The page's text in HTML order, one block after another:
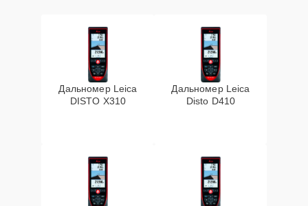
Дальномер Leica
DISTO X310
Дальномер Leica
Disto D410